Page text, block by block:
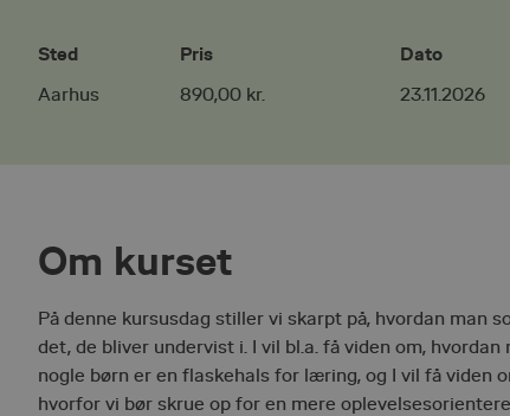
Sted
Aarhus
Pris
890,00 kr.
Dato
23.11.2026
Om kurset
På denne kursusdag stiller vi skarpt på, hvordan man
det, de bliver undervist i. I vil bl.a. få viden om,
nogle børn er en flaskehals for læring, og I vil få viden
hvorfor vi bør skrue op for en mere